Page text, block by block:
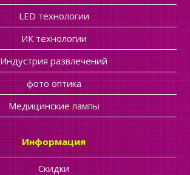
LED технологии
ИК технологии
Индустрия развлечений
фото оптика
Медицинские лампы
Информация
Скидки